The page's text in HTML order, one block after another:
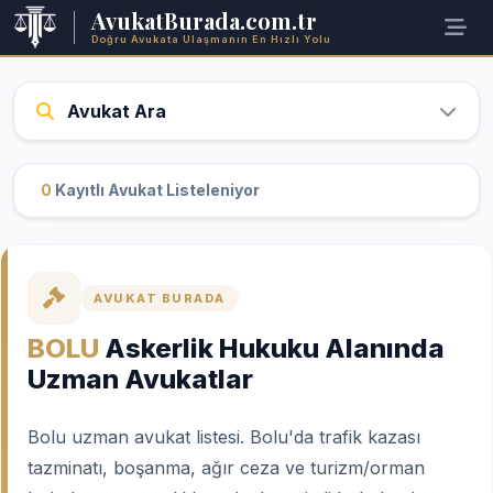
AvukatBurada.com.tr
Doğru Avukata Ulaşmanın En Hızlı Yolu
Avukat Ara
0 Kayıtlı Avukat Listeleniyor
AVUKAT BURADA
BOLU Askerlik Hukuku Alanında
Uzman Avukatlar
Bolu uzman avukat listesi. Bolu'da trafik kazası
tazminatı, boşanma, ağır ceza ve turizm/orman